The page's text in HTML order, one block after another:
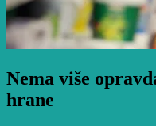
Nema više
hrane